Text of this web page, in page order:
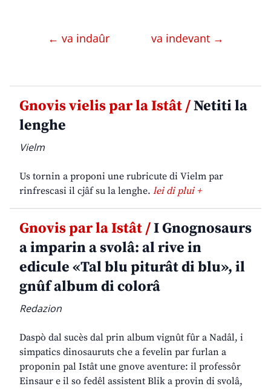
← va indaûr va indevant →
Gnovis vielis par la Istât /Netiti la
lenghe
Vielm
Us tornin a proponi une rubricute di Vielm par
rinfrescasi il cjâf su la lenghe. lei di plui +
Gnovis par la Istât /I Gnognosaurs
a imparin a svolâ: al rive in
edicule «Tal blu piturât di blu», il
gnûf album di colorâ
Redazion
Daspò dal sucès dal prin album vignût fûr a Nadâl, i
simpatics dinosauruts che a fevelin par furlan a
proponin pal Istât une gnove aventure: il professôr
Einsaur e il so fedêl assistent Blik a provin di svolâ,